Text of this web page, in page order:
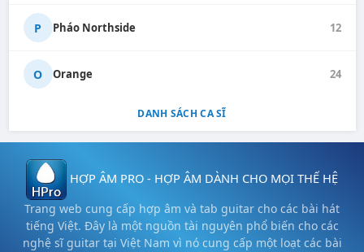
P Pháo Northside 12
O Orange 24
DANH SÁCH CA SĨ
HỢP ÂM PRO - HỢP ÂM DÀNH CHO MỌI THẾ HỆ
Trang web cung cấp hợp âm và tab guitar cho các bài hát
tiếng Việt. Đây là một nguồn tài nguyên phổ biến cho các
nghệ sĩ guitar tại Việt Nam vì nó cung cấp một loạt các bài